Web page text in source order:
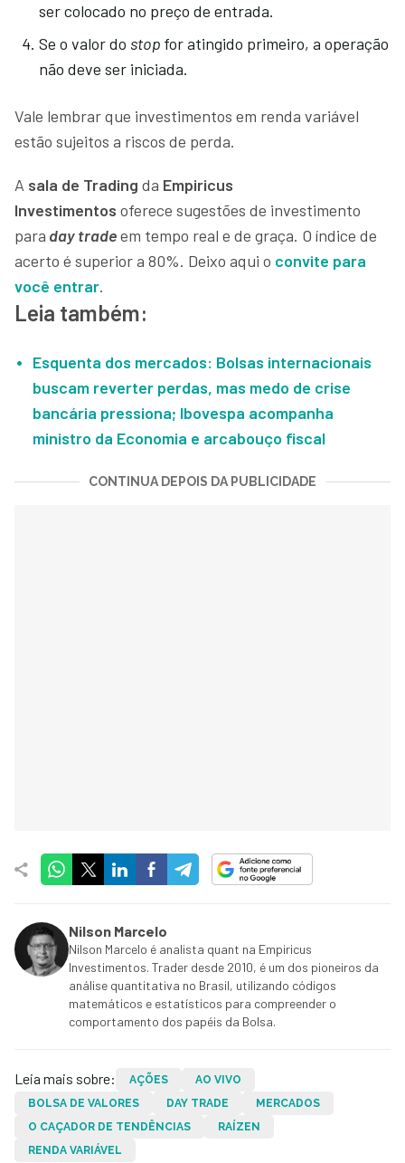
ser colocado no preço de entrada.
Se o valor do stop for atingido primeiro, a operação
não deve ser iniciada.
Vale lembrar que investimentos em renda variável
estão sujeitos a riscos de perda.
A sala de Trading da Empiricus
Investimentos oferece sugestões de investimento
para day tradeem tempo real e de graça. O índice de
acerto é superior a 80%. Deixo aqui o convite para
você entrar.
Leia também:
Esquenta dos mercados: Bolsas internacionais
buscam reverter perdas, mas medo de crise
bancária pressiona; Ibovespa acompanha
ministro da Economia e arcabouço fiscal
CONTINUA DEPOIS DA PUBLICIDADE
Nilson Marcelo
Nilson Marcelo é analista quant na Empiricus
Investimentos. Trader desde 2010, é um dos pioneiros da
análise quantitativa no Brasil, utilizando códigos
matemáticos e estatísticos para compreender o
comportamento dos papéis da Bolsa.
Leia mais sobre: AÇÕES
AO VIVO
BOLSA DE VALORES
DAY TRADE
MERCADOS
O CAÇADOR DE TENDÊNCIAS
RAÍZEN
RENDA VARIÁVEL